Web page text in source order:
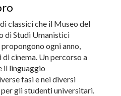
classici che il Museo del
di Studi Umanistici
ogni anno,
cinema. Un percorso a
il linguaggio
fasi e nei diversi
gli studenti universitari.